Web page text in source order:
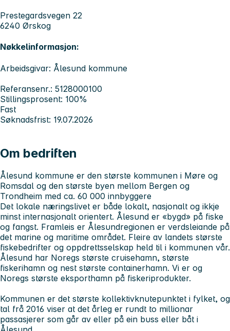
Prestegardsvegen 22
6240 Ørskog
Nøkkelinformasjon:
Arbeidsgivar: Ålesund kommune
Referansenr.: 5128000100
Stillingsprosent: 100%
Fast
Søknadsfrist: 19.07.2026
Om bedriften
Ålesund kommune er den største kommunen i Møre og
Romsdal og den største byen mellom Bergen og
Trondheim med ca. 60 000 innbyggere
Det lokale næringslivet er både lokalt, nasjonalt og ikkje
minst internasjonalt orientert. Ålesund er «bygd» på fiske
og fangst. Framleis er Ålesundregionen er verdsleiande på
det marine og maritime området. Fleire av landets største
fiskebedrifter og oppdrettsselskap held til i kommunen vår.
Ålesund har Noregs største cruisehamn, største
fiskerihamn og nest største containerhamn. Vi er og
Noregs største eksporthamn på fiskeriprodukter.
Kommunen er det største kollektivknutepunktet i fylket, og
tal frå 2016 viser at det årleg er rundt to millionar
passasjerer som går av eller på ein buss eller båt i